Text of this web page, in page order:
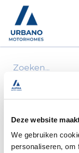
Deze website
We gebruiken
personaliseren, om
Alle producten